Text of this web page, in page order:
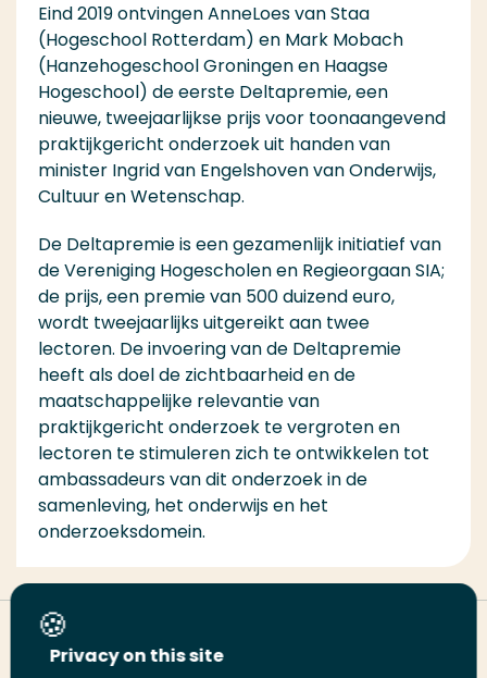
Eind 2019 ontvingen AnneLoes van Staa
(Hogeschool Rotterdam) en Mark Mobach
(Hanzehogeschool Groningen en Haagse
Hogeschool) de eerste Deltapremie, een
nieuwe, tweejaarlijkse prijs voor toonaangevend
praktijkgericht onderzoek uit handen van
minister Ingrid van Engelshoven van Onderwijs,
Cultuur en Wetenschap.
De Deltapremie is een gezamenlijk initiatief van
de Vereniging Hogescholen en Regieorgaan SIA;
de prijs, een premie van 500 duizend euro,
wordt tweejaarlijks uitgereikt aan twee
lectoren. De invoering van de Deltapremie
heeft als doel de zichtbaarheid en de
maatschappelijke relevantie van
praktijkgericht onderzoek te vergroten en
lectoren te stimuleren zich te ontwikkelen tot
ambassadeurs van dit onderzoek in de
samenleving, het onderwijs en het
onderzoeksdomein.
Deel deze pagina
Privacy on this site